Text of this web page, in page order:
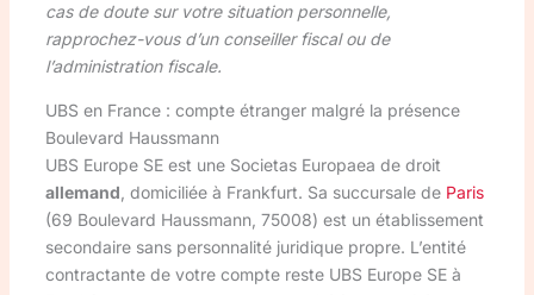
cas de doute sur votre situation personnelle,
rapprochez-vous d’un conseiller fiscal ou de
l’administration fiscale.
UBS en France : compte étranger malgré la présence
Boulevard Haussmann
UBS Europe SE est une Societas Europaea de droit
allemand , domiciliée à Frankfurt. Sa succursale de Paris
(69 Boulevard Haussmann, 75008) est un établissement
secondaire sans personnalité juridique propre. L’entité
contractante de votre compte reste UBS Europe SE à